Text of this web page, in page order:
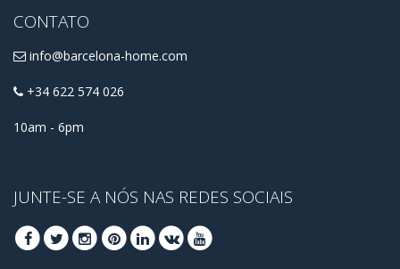
CONTATO
info@barcelona-home.com
+34 622 574 026
10am - 6pm
JUNTE-SE A NÓS NAS REDES SOCIAIS